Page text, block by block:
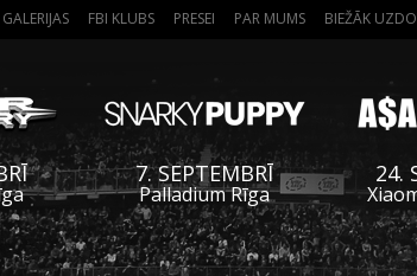
GALERIJAS FBI KLUBS PRESEI PAR MUMS BIEŽĀK
7. SEPTEMBRĪ
Palladium Rīga
24.